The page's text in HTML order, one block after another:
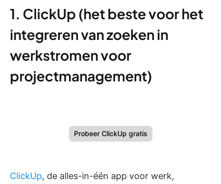
1. ClickUp (het beste voor het
integreren van zoeken in
werkstromen voor
projectmanagement)
Probeer ClickUp gratis
ClickUp, de alles-in-één app voor werk,